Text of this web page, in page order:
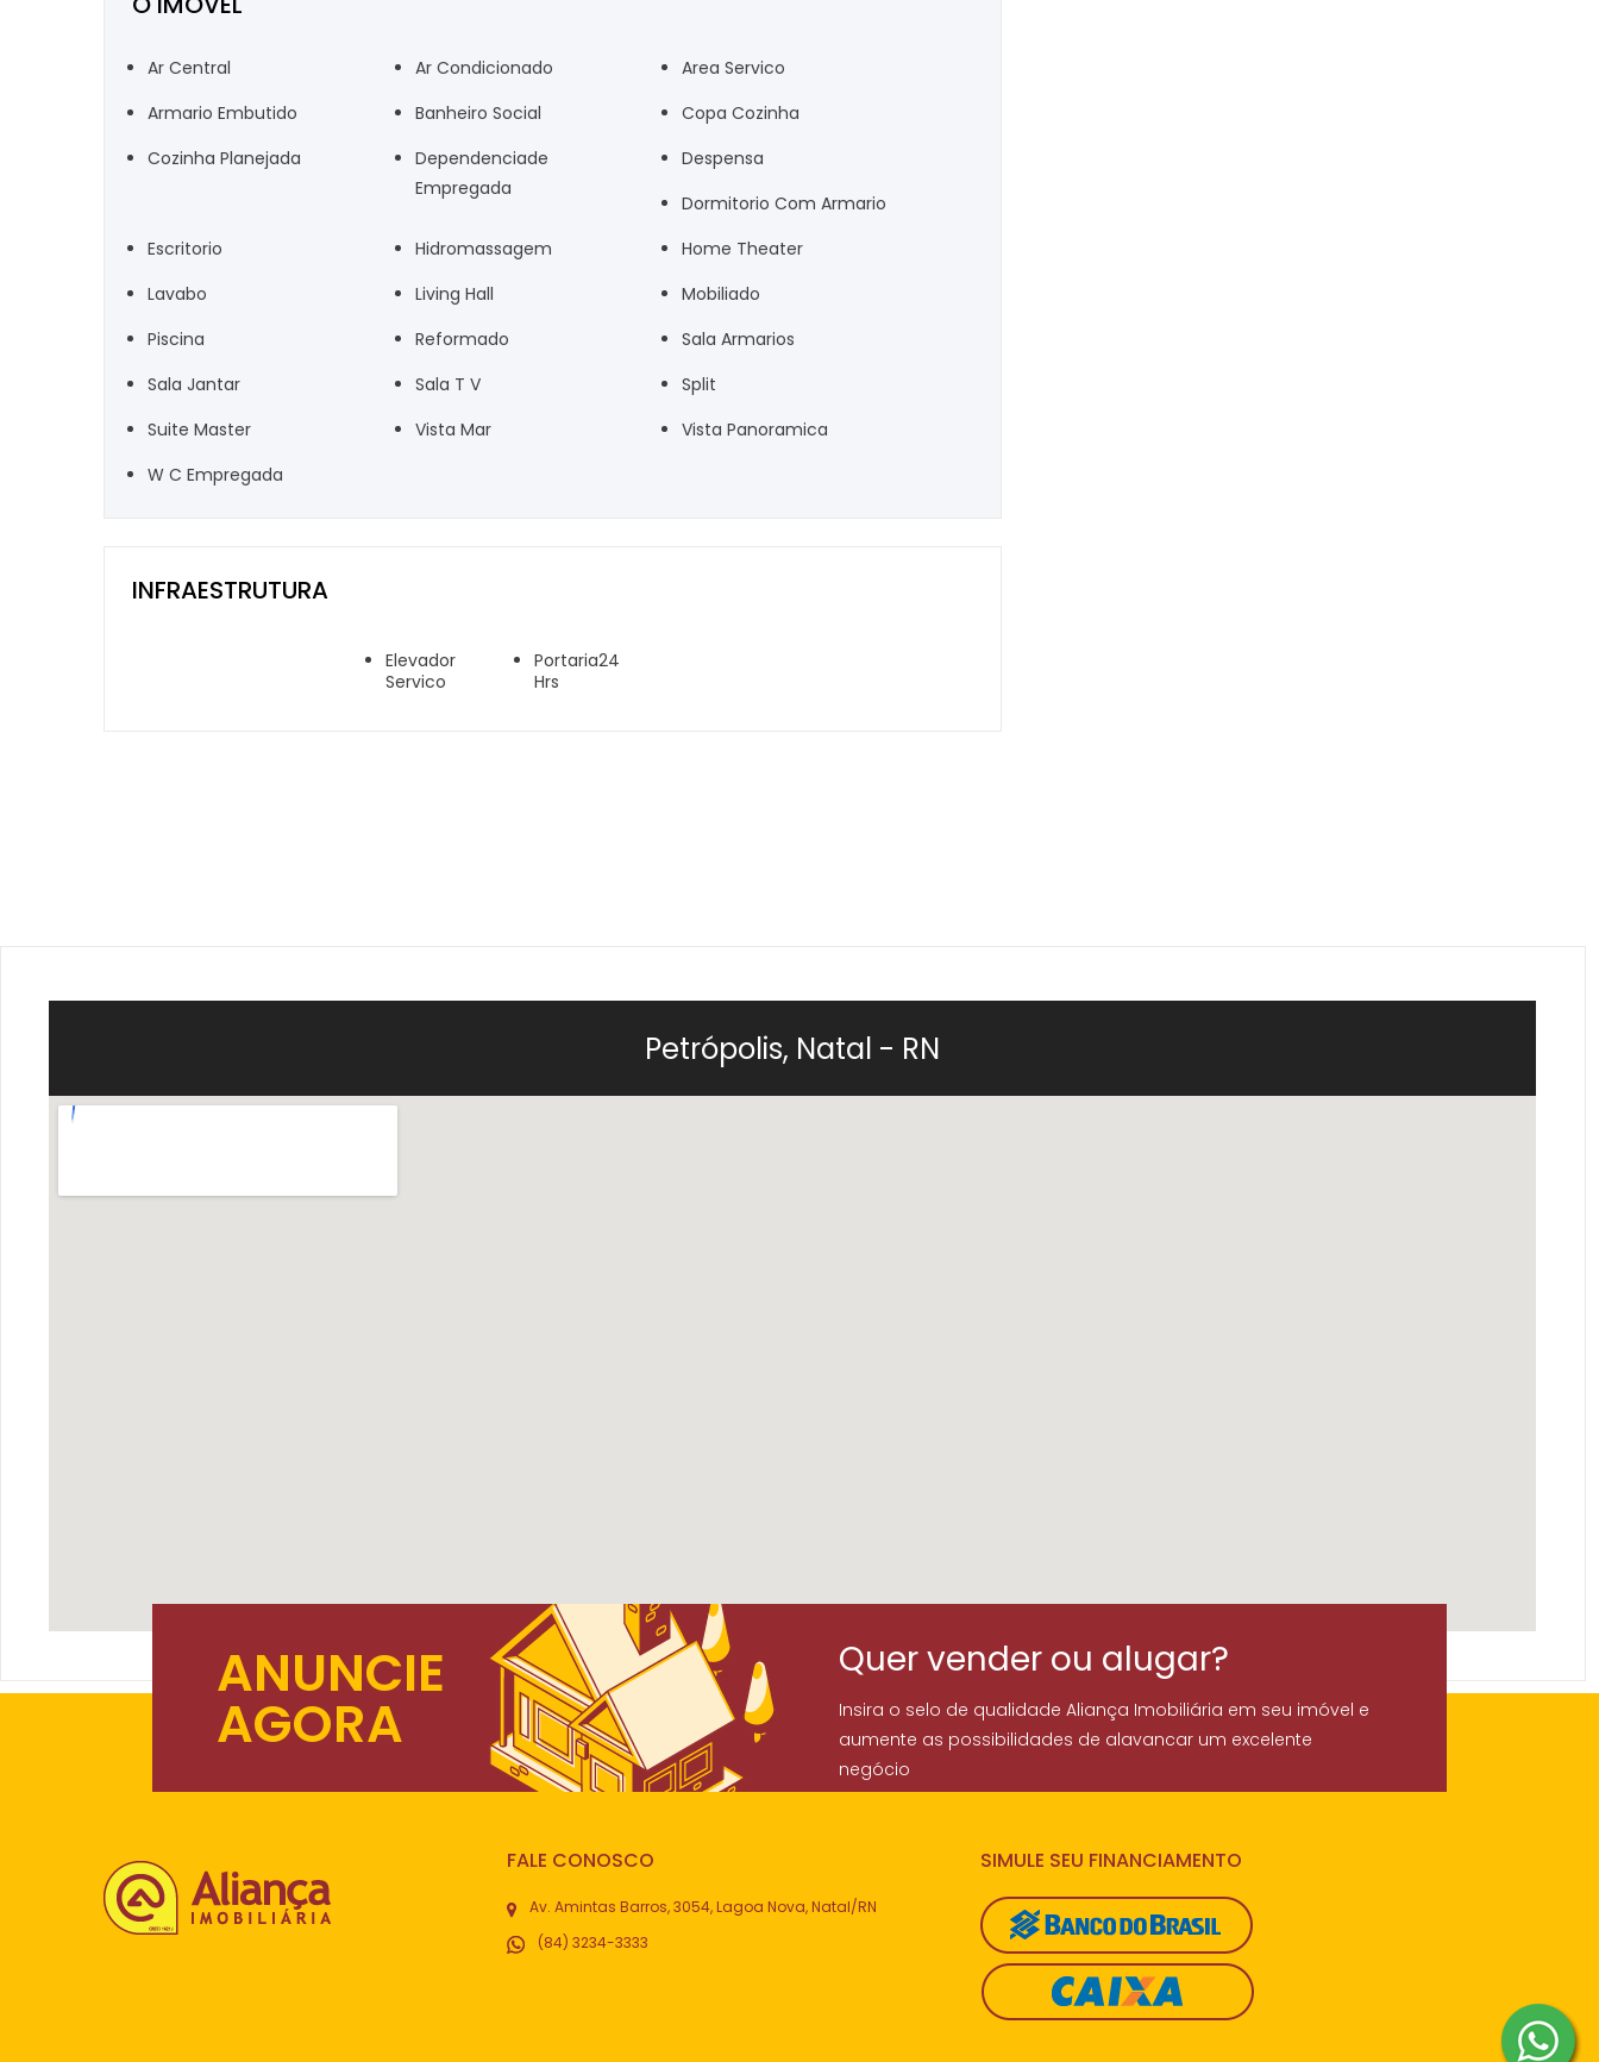
Ar Central Ar Condicionado
Area Servico
Armario Embutido
Banheiro Social
Copa Cozinha
Cozinha Planejada
Dependenciade
Empregada
Despensa
Dormitorio Com Armario
Escritorio
Hidromassagem
Home Theater
Lavabo
Living Hall
Mobiliado
Piscina
Reformado
Sala Armarios
Sala Jantar
Sala T V
Split
Suite Master
Vista Mar
Vista Panoramica
W C Empregada
INFRAESTRUTURA
Elevador
Servico
Portaria24
Hrs
Petrópolis, Natal - RN
ANUNCIE
AGORA
Quer vender ou alugar?
Insira o selo de qualidade Aliança Imobiliária em seu imóvel e
aumente as possibilidades de alavancar um excelente
negócio
FALE CONOSCO
Av. Amintas Barros, 3054, Lagoa Nova, Natal/RN
(84) 3234-3333
SIMULE SEU FINANCIAMENTO